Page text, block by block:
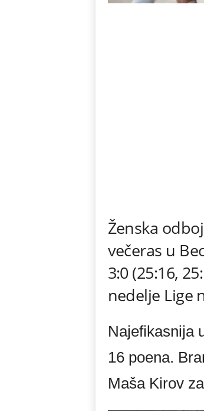
Ženska
večeras u
3:0 (25:16,
nedelje Lige
Najefikasnija
16 poena.
Maša Kirov